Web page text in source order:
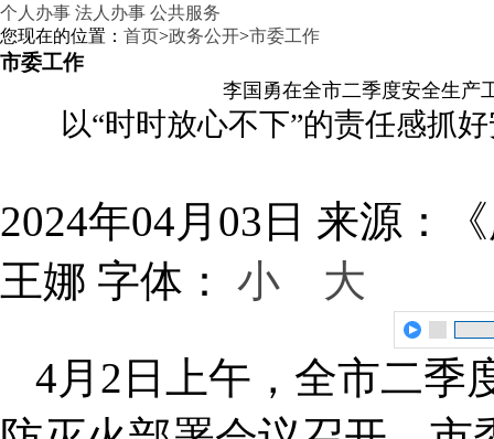
个人办事 法人办事 公共服务
您现在的位置： 首页>政务公开>市委工作
市委工作
李国勇在全市二季度安全生产
以“时时放心不下”的责任感抓
2024年04月03日 来源：
王娜 字体： 小 大
4月2日上午，全市二季